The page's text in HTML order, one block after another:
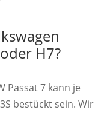
H7?
Passat 7 kann je
bestückt sein. Wir